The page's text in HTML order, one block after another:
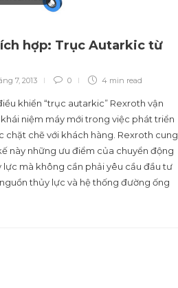
hợp: Trục Autarkic từ
7, 2013 0 4 min read
khiển “trục autarkic” Rexroth vận
niệm máy mới trong việc phát triển
chặt chẽ với khách hàng. Rexroth cung
này những ưu điểm của chuyển động
lực mà không cần phải yêu cầu đầu tư
thủy lực và hệ thống đường ống